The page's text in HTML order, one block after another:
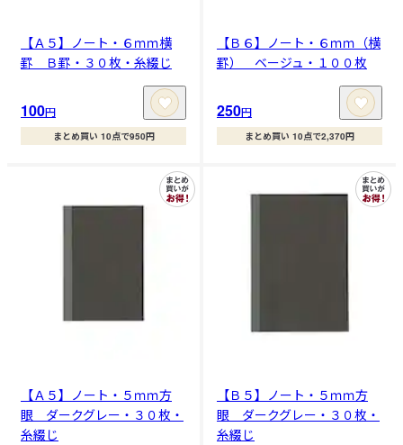
【Ａ５】ノート・６ｍｍ横
罫 Ｂ罫・３０枚・糸綴じ
100円
まとめ買い 10点で950円
【Ｂ６】ノート・６ｍｍ（横
罫） ベージュ・１００枚
250円
まとめ買い 10点で2,370円
【Ａ５】ノート・５ｍｍ方
眼 ダークグレー・３０枚・
糸綴じ
【Ｂ５】ノート・５ｍｍ方
眼 ダークグレー・３０枚・
糸綴じ